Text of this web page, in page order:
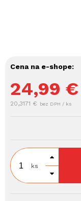
Cena na e-shope:
24,99 €
20,3171 € bez DPH / ks
ks